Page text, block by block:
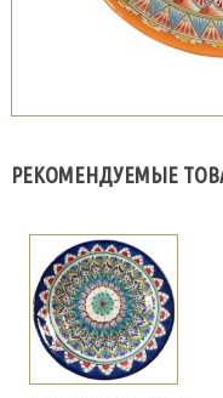
РЕКОМЕНДУЕМЫЕ